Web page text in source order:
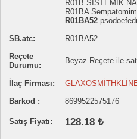
R01B SİSTEMİK
R01BA
R01BA52
SB.atc:
R01BA52
Reçete
Durumu:
Beyaz Reçete ile
İlaç Firması:
Barkod :
8699522575176
Satış Fiyatı: 128.18 ₺